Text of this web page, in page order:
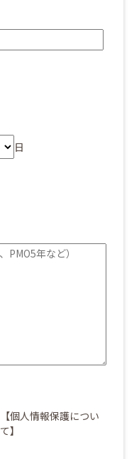
日
【個人情報保護につい
て】